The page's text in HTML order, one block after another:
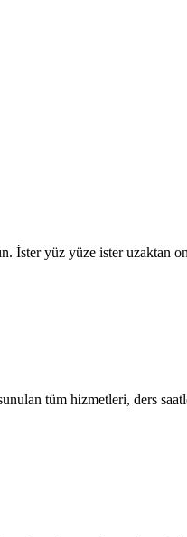
İster yüz yüze ister uzaktan
tüm hizmetleri, ders